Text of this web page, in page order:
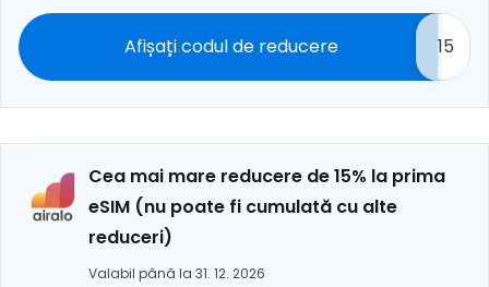
Afișați codul de reducere 15
Cea mai mare reducere de 15% la prima
eSIM (nu poate fi cumulată cu alte
reduceri)
Valabil până la 31. 12. 2026